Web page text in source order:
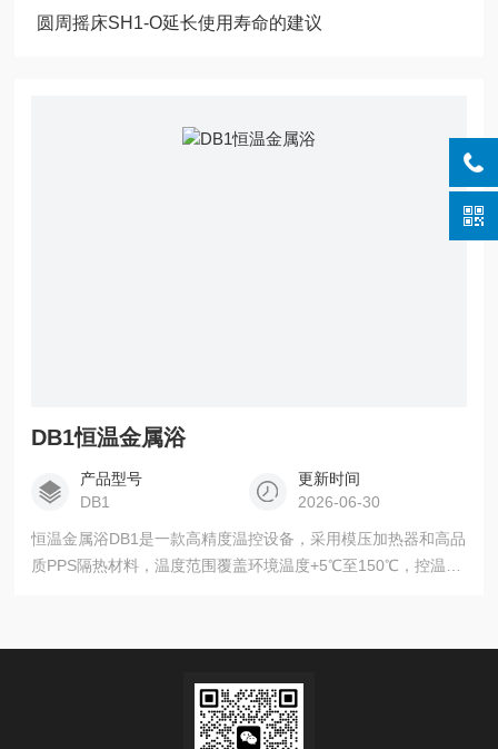
圆周摇床SH1-O延长使用寿命的建议
DB1恒温金属浴
产品型号
DB1
更新时间
2026-06-30
恒温金属浴DB1是一款高精度温控设备，采用模压加热器和高品
质PPS隔热材料，温度范围覆盖环境温度+5℃至150℃，控温精
酯盖设计便于观察样品，LCD触摸屏与旋钮双控操作简单直